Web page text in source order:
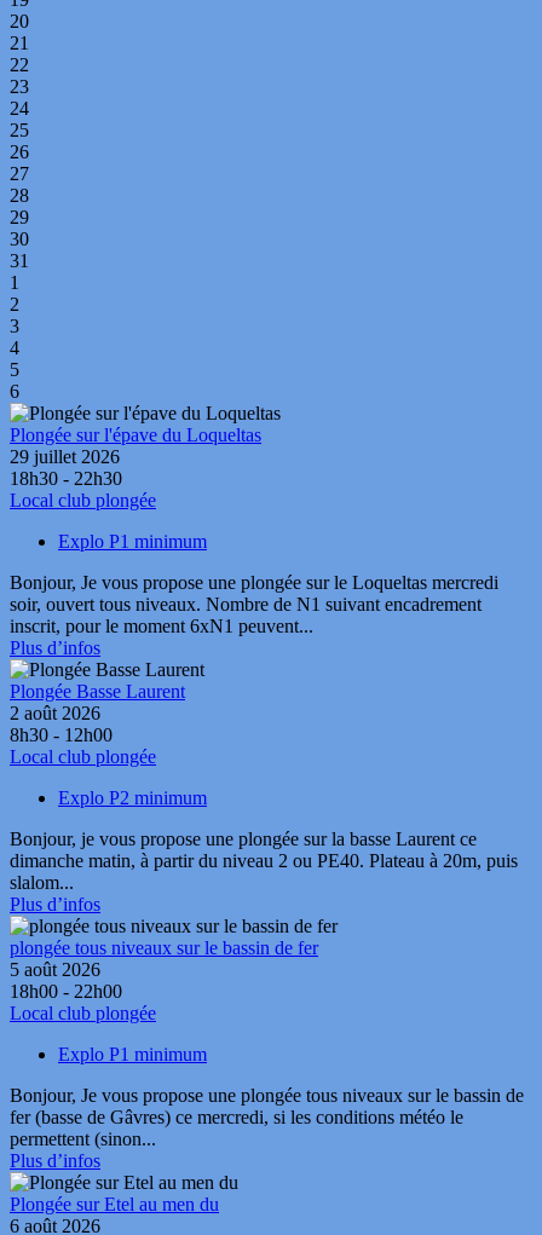
20
21
22
23
24
25
26
27
28
29
30
31
1
2
3
4
5
6
Plongée sur l'épave du Loqueltas
29 juillet 2026
18h30 - 22h30
Local club plongée
Explo P1 minimum
Bonjour, Je vous propose une plongée sur le Loqueltas mercredi
soir, ouvert tous niveaux. Nombre de N1 suivant encadrement
inscrit, pour le moment 6xN1 peuvent...
Plus d’infos
Plongée Basse Laurent
2 août 2026
8h30 - 12h00
Local club plongée
Explo P2 minimum
Bonjour, je vous propose une plongée sur la basse Laurent ce
dimanche matin, à partir du niveau 2 ou PE40. Plateau à 20m, puis
slalom...
Plus d’infos
plongée tous niveaux sur le bassin de fer
5 août 2026
18h00 - 22h00
Local club plongée
Explo P1 minimum
Bonjour, Je vous propose une plongée tous niveaux sur le bassin de
fer (basse de Gâvres) ce mercredi, si les conditions météo le
permettent (sinon...
Plus d’infos
Plongée sur Etel au men du
6 août 2026